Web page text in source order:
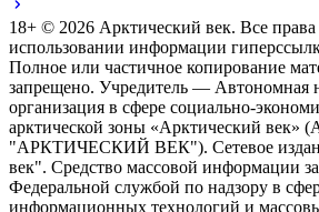
18+ © 2026 Арктический век. Все
использовании информации
Полное или частичное копирование
запрещено. Учредитель — Автономная
организация в сфере социально-
арктической зоны «Арктический век»
"АРКТИЧЕСКИЙ ВЕК"). Сетевое
век". Средство массовой информации
Федеральной службой по надзору в
информационных технологий и